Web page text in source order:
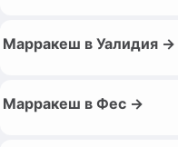
Марракеш в Уалидия →
Марракеш в Фес →